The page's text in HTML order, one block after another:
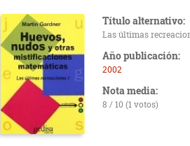
Título alternativo:
Las últimas
Año publicación:
2002
Nota media:
8 / 10 (1 votos)